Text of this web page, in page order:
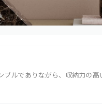
プルでありながら、収納力の